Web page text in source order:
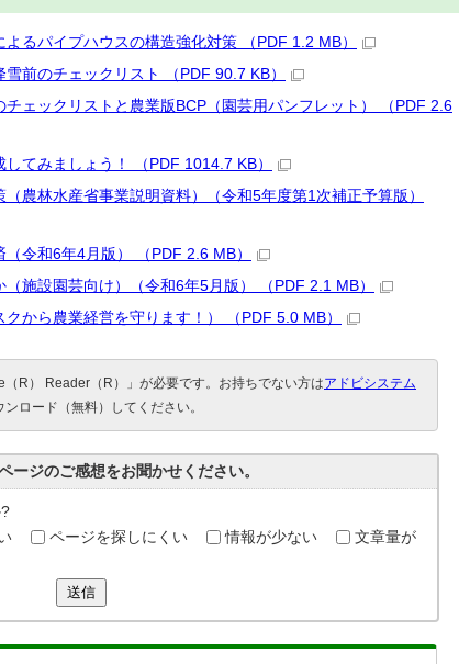
るパイプハウスの構造強化対策 （PDF 1.2 MB）
前のチェックリスト （PDF 90.7 KB）
ェックリストと農業版BCP（園芸用パンフレット） （PDF 2.6
てみましょう！ （PDF 1014.7 KB）
農林水産省事業説明資料）（令和5年度第1次補正予算版）
令和6年4月版） （PDF 2.6 MB）
施設園芸向け）（令和6年5月版） （PDF 2.1 MB）
から農業経営を守ります！） （PDF 5.0 MB）
R） Reader（R）」が必要です。お持ちでない方はアドビシステム
ンロード（無料）してください。
ージのご感想をお聞かせください。
ページを探しにくい 情報が少ない
文章量が
送信